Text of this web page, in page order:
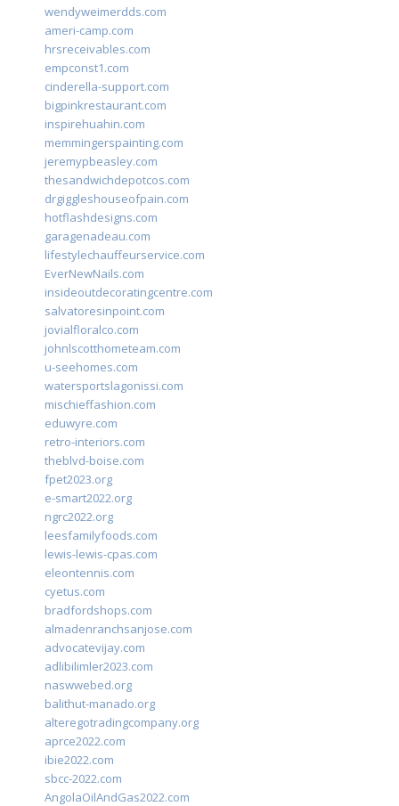
wendyweimerdds.com
ameri-camp.com
hrsreceivables.com
empconst1.com
cinderella-support.com
bigpinkrestaurant.com
inspirehuahin.com
memmingerspainting.com
jeremypbeasley.com
thesandwichdepotcos.com
drgiggleshouseofpain.com
hotflashdesigns.com
garagenadeau.com
lifestylechauffeurservice.com
EverNewNails.com
insideoutdecoratingcentre.com
salvatoresinpoint.com
jovialfloralco.com
johnlscotthometeam.com
u-seehomes.com
watersportslagonissi.com
mischieffashion.com
eduwyre.com
retro-interiors.com
theblvd-boise.com
fpet2023.org
e-smart2022.org
ngrc2022.org
leesfamilyfoods.com
lewis-lewis-cpas.com
eleontennis.com
cyetus.com
bradfordshops.com
almadenranchsanjose.com
advocatevijay.com
adlibilimler2023.com
naswwebed.org
balithut-manado.org
alteregotradingcompany.org
aprce2022.com
ibie2022.com
sbcc-2022.com
AngolaOilAndGas2022.com